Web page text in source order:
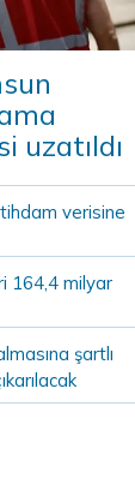
uzatıldı
verisine
164,4 milyar
şartlı